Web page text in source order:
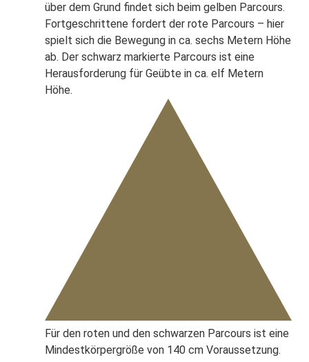
über dem Grund findet sich beim gelben Parcours.
Fortgeschrittene fordert der rote Parcours – hier
spielt sich die Bewegung in ca. sechs Metern Höhe
ab. Der schwarz markierte Parcours ist eine
Herausforderung für Geübte in ca. elf Metern
Höhe.
Für den roten und den schwarzen Parcours ist eine
Mindestkörpergröße von 140 cm Voraussetzung.